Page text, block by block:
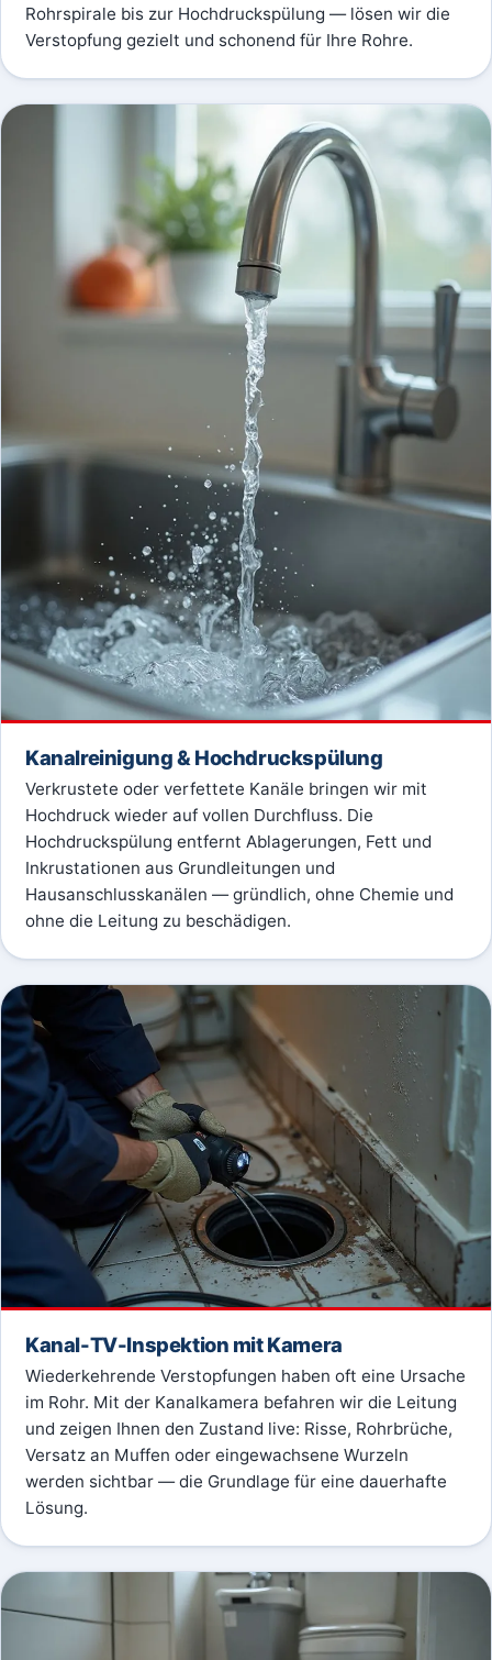
Rohrspirale bis zur Hochdruckspülung — lösen wir die
Verstopfung gezielt und schonend für Ihre Rohre.
Kanalreinigung & Hochdruckspülung
Verkrustete oder verfettete Kanäle bringen wir mit
Hochdruck wieder auf vollen Durchfluss. Die
Hochdruckspülung entfernt Ablagerungen, Fett und
Inkrustationen aus Grundleitungen und
Hausanschlusskanälen — gründlich, ohne Chemie und
ohne die Leitung zu beschädigen.
Kanal-TV-Inspektion mit Kamera
Wiederkehrende Verstopfungen haben oft eine Ursache
im Rohr. Mit der Kanalkamera befahren wir die Leitung
und zeigen Ihnen den Zustand live: Risse, Rohrbrüche,
Versatz an Muffen oder eingewachsene Wurzeln
werden sichtbar — die Grundlage für eine dauerhafte
Lösung.